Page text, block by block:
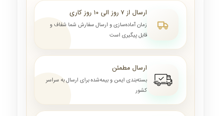
ارسال از ۷ روز الی ۱۰ روز کاری
زمان آماده‌سازی و ارسال سفارش شما شفاف و
قابل پیگیری است
ارسال مطمئن
بسته‌بندی ایمن و بیمه‌شده برای ارسال به سراسر
کشور